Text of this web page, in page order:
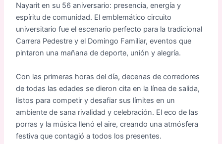
Nayarit en su 56 aniversario: presencia, energía y
espíritu de comunidad. El emblemático circuito
universitario fue el escenario perfecto para la tradicional
Carrera Pedestre y el Domingo Familiar, eventos que
pintaron una mañana de deporte, unión y alegría.
Con las primeras horas del día, decenas de corredores
de todas las edades se dieron cita en la línea de salida,
listos para competir y desafiar sus límites en un
ambiente de sana rivalidad y celebración. El eco de las
porras y la música llenó el aire, creando una atmósfera
festiva que contagió a todos los presentes.